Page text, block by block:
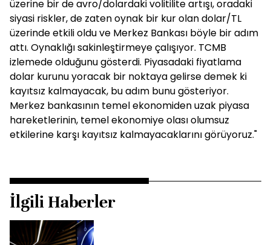
üzerine bir de avro/dolardaki volitilite artışı, oradaki
siyasi riskler, de zaten oynak bir kur olan dolar/TL
üzerinde etkili oldu ve Merkez Bankası böyle bir adım
attı. Oynaklığı sakinleştirmeye çalışıyor. TCMB
izlemede olduğunu gösterdi. Piyasadaki fiyatlama
dolar kurunu yoracak bir noktaya gelirse demek ki
kayıtsız kalmayacak, bu adım bunu gösteriyor.
Merkez bankasının temel ekonomiden uzak piyasa
hareketlerinin, temel ekonomiye olası olumsuz
etkilerine karşı kayıtsız kalmayacaklarını görüyoruz."
İlgili Haberler